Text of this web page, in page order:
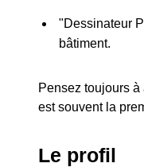
"Dessinateur
bâtiment.
Pensez toujours
est souvent la
Le profil